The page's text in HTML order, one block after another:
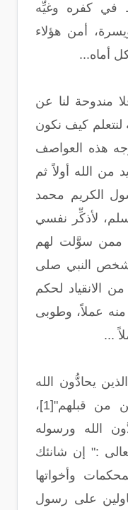
في كفره وغيِّه
أمن هؤلاء
أماه...
مندوحة لنا عن
لنتعلم كيف نكون
هذه العواصف
من الله أولاً ثم
الكريم محمد
لأذكِّر نفسي
ممن سوَّلت لهم
شخص النبي صلى
الانقياد لحكم
منه عملاً، وطوبى
...
يحادُّون الله
ورسوله كُبتوا كما كُبت الذين من قبلهم"[1]،
الله ورسوله
وقال تعالى :" إن شانئك
المحكمات وأخواتها
على رسول